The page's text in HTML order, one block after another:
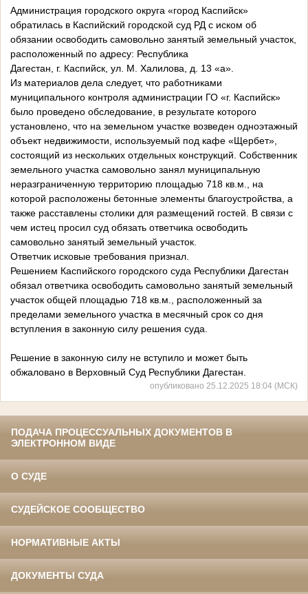
Администрация городского округа «город Каспийск»
обратилась в Каспийский городской суд РД с иском об
обязании освободить самовольно занятый земельный участок,
расположенный по адресу: Республика
Дагестан, г. Каспийск, ул. М. Халилова, д. 13 «а».
Из материалов дела следует, что работниками
муниципального контроля администрации ГО «г. Каспийск»
было проведено обследование, в результате которого
установлено, что на земельном участке возведен одноэтажный
объект недвижимости, используемый под кафе «Щербет»,
состоящий из нескольких отдельных конструкций. Собственник
земельного участка самовольно занял муниципальную
неразграниченную территорию площадью 718 кв.м., на
которой расположены бетонные элементы благоустройства, а
также расставлены столики для размещений гостей. В связи с
чем истец просил суд обязать ответчика освободить
самовольно занятый земельный участок.
Ответчик исковые требования признал.
Решением Каспийского городского суда Республики Дагестан
обязал ответчика освободить самовольно занятый земельный
участок общей площадью 718 кв.м., расположенный за
пределами земельного участка в месячный срок со дня
вступления в законную силу решения суда.
Решение в законную силу не вступило и может быть
обжаловано в Верховный Суд Республики Дагестан.
опубликовано 25.12.2025 18:04 (МСК)
ПОДАЧА ПРОЦЕССУАЛЬНЫХ ДОКУМЕНТОВ В
ЭЛЕКТРОННОМ ВИДЕ
О СУДЕ
СУДЕЙСКОЕ СООБЩЕСТВО
НОРМАТИВНЫЕ АКТЫ
ДОКУМЕНТЫ СУДА